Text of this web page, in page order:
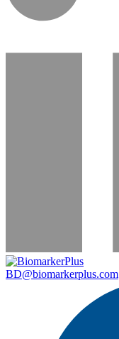
BD@biomarkerplus.com